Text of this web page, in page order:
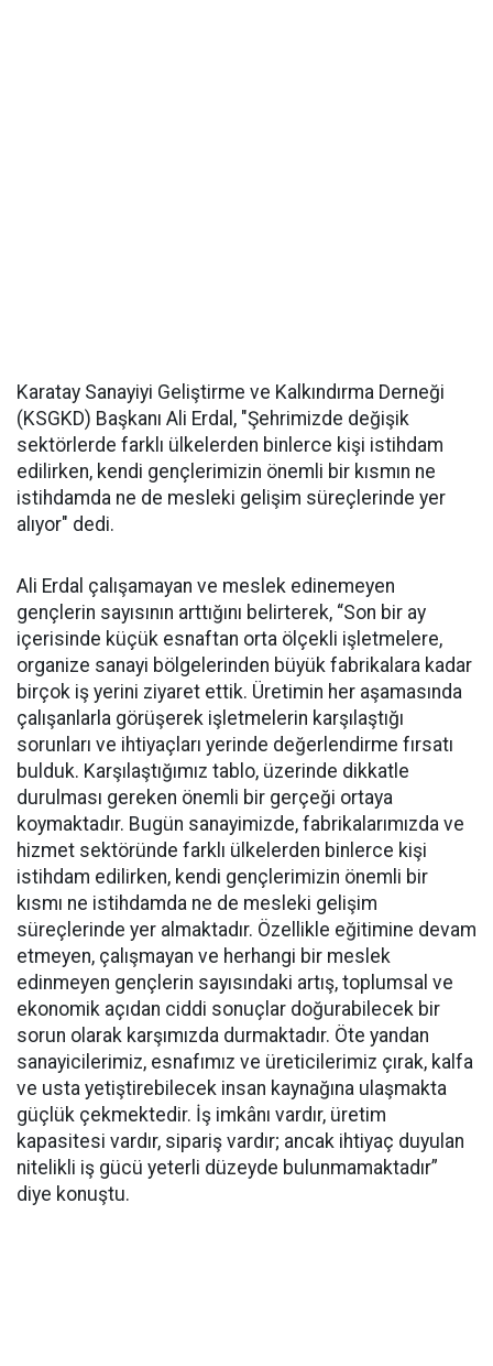
Karatay Sanayiyi Geliştirme ve Kalkındırma Derneği
(KSGKD) Başkanı Ali Erdal, "Şehrimizde değişik
sektörlerde farklı ülkelerden binlerce kişi istihdam
edilirken, kendi gençlerimizin önemli bir kısmın ne
istihdamda ne de mesleki gelişim süreçlerinde yer
alıyor" dedi.
Ali Erdal çalışamayan ve meslek edinemeyen
gençlerin sayısının arttığını belirterek, “Son bir ay
içerisinde küçük esnaftan orta ölçekli işletmelere,
organize sanayi bölgelerinden büyük fabrikalara kadar
birçok iş yerini ziyaret ettik. Üretimin her aşamasında
çalışanlarla görüşerek işletmelerin karşılaştığı
sorunları ve ihtiyaçları yerinde değerlendirme fırsatı
bulduk. Karşılaştığımız tablo, üzerinde dikkatle
durulması gereken önemli bir gerçeği ortaya
koymaktadır. Bugün sanayimizde, fabrikalarımızda ve
hizmet sektöründe farklı ülkelerden binlerce kişi
istihdam edilirken, kendi gençlerimizin önemli bir
kısmı ne istihdamda ne de mesleki gelişim
süreçlerinde yer almaktadır. Özellikle eğitimine devam
etmeyen, çalışmayan ve herhangi bir meslek
edinmeyen gençlerin sayısındaki artış, toplumsal ve
ekonomik açıdan ciddi sonuçlar doğurabilecek bir
sorun olarak karşımızda durmaktadır. Öte yandan
sanayicilerimiz, esnafımız ve üreticilerimiz çırak, kalfa
ve usta yetiştirebilecek insan kaynağına ulaşmakta
güçlük çekmektedir. İş imkânı vardır, üretim
kapasitesi vardır, sipariş vardır; ancak ihtiyaç duyulan
nitelikli iş gücü yeterli düzeyde bulunmamaktadır”
diye konuştu.